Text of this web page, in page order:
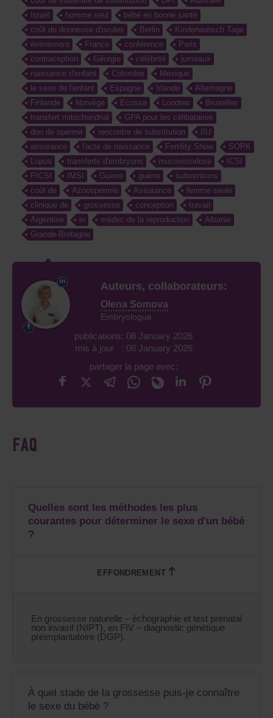
Israël
homme seul
bébé en bonne santé
coût de donneuse d'ovules
Berlin
Kinderwunsch Tage
événement
France conférence
Paris
contraception
Géorgie célébrité
jumeaux
naissance d'enfant
Colombie
Mexique
le sexe de l'enfant
Espagne Irlande
Allemagne
Finlande
Norvège Ecosse Londres
Bruxelles
transfert mitochondrial
GPA pour les célibataires
don de sperme
rencontre de substitution
IIU
assurance
l'acte de naissance Fertility Show
SOPK
Lupus
transferts d'embryons mucoviscidose
ICSI
PICSI
IMSI Guerre guerre
subventions
coût de
Azoospermie Assurance
femme seule
clinique de
grossesse conception
travail
Argentine
in médec de la reproduction
Albanie
Grande-Bretagne
Auteurs, collaborateurs:
Olena Somova
Embryologue
publications: 08 January 2026
mis à jour : 08 January 2026
partager la page avec:
FAQ
Quelles sont les méthodes les plus
courantes pour déterminer le sexe d'un bébé
?
En grossesse naturelle – échographie et test prénatal
non invasif (NIPT), en FIV – diagnostic génétique
préimplantatoire (DGP).
À quel stade de la grossesse puis-je connaître
le sexe du bébé ?